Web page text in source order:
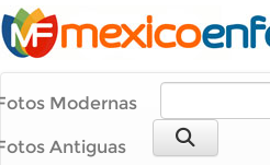
Modernas
Antiguas